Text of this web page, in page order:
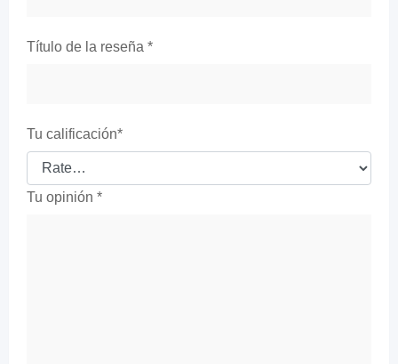
Título de la reseña *
Tu calificación*
Tu opinión *